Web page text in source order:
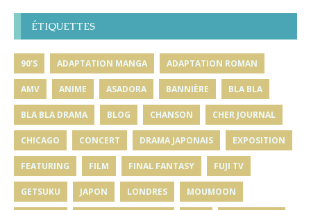
ÉTIQUETTES
90'S ADAPTATION MANGA ADAPTATION ROMAN
AMV ANIME ASADORA BANNIÈRE BLA BLA
BLA BLA DRAMA BLOG CHANSON CHER JOURNAL
CHICAGO CONCERT DRAMA JAPONAIS EXPOSITION
FEATURING FILM FINAL FANTASY FUJI TV
GETSUKU JAPON LONDRES MOUMOON